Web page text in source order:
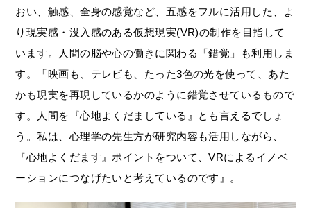
おい、触感、全身の感覚など、五感をフルに活用した、よ
り現実感・没入感のある仮想現実(VR)の制作を目指して
います。人間の脳や心の働きに関わる「錯覚」も利用しま
す。「映画も、テレビも、たった3色の光を使って、あた
かも現実を再現しているかのように錯覚させているもので
す。人間を『心地よくだましている』とも言えるでしょ
う。私は、心理学の先生方が研究内容も活用しながら、
『心地よくだます』ポイントをついて、VRによるイノベ
ーションにつなげたいと考えているのです』。